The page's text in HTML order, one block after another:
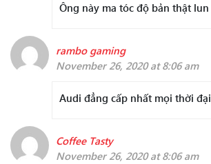
Ông này ma tóc độ bản thật lun
rambo gaming
November 26, 2020 at 8:06 am
Audi đẳng cấp nhất mọi thời đại
Coffee Tasty
November 26, 2020 at 8:06 am